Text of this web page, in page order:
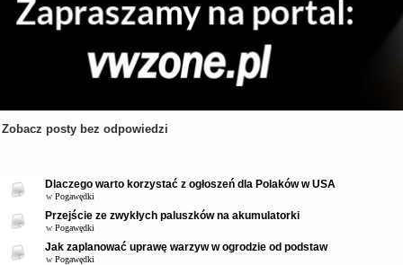
Zobacz posty bez odpowiedzi
Dlaczego warto korzystać z ogłoszeń dla Polaków w USA
w Pogawędki
Przejście ze zwykłych paluszków na akumulatorki
w Pogawędki
Jak zaplanować uprawę warzyw w ogrodzie od podstaw
w Pogawędki